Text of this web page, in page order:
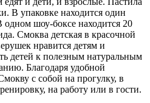
В упаковке находится один
одном шоу-боксе находится 20
Смоква детская в красочной
нравится детям и
детей к полезным натуральным
Благодаря удобной
с собой на прогулку, в
на работу или в гости.